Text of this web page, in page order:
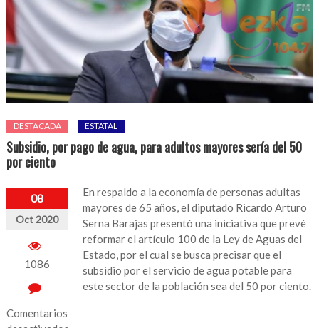
DESTACADA ESTATAL
Subsidio, por pago de agua, para adultos mayores sería del 50
por ciento
08
Oct 2020
1086
Comentarios
En respaldo a la economía de personas adultas
mayores de 65 años, el diputado Ricardo Arturo
Serna Barajas presentó una iniciativa que prevé
reformar el artículo 100 de la Ley de Aguas del
Estado, por el cual se busca precisar que el
subsidio por el servicio de agua potable para
este sector de la población sea del 50 por ciento.